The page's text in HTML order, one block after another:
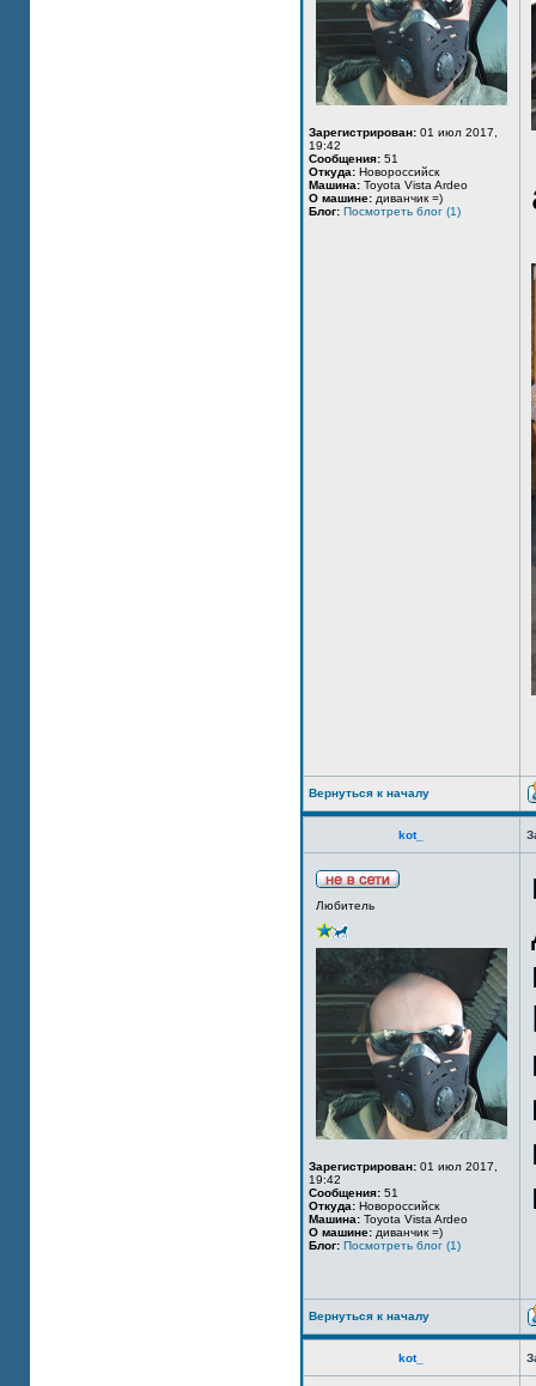
Зарегистрирован: 01 июл 2017,
19:42
Сообщения: 51
Откуда: Новороссийск
Машина: Toyota Vista Ardeo
О машине: диванчик =)
Блог: Посмотреть блог (1)
Вернуться к началу
kot_
Любитель
Зарегистрирован: 01 июл 2017,
19:42
Сообщения: 51
Откуда: Новороссийск
Машина: Toyota Vista Ardeo
О машине: диванчик =)
Блог: Посмотреть блог (1)
Вернуться к началу
kot_